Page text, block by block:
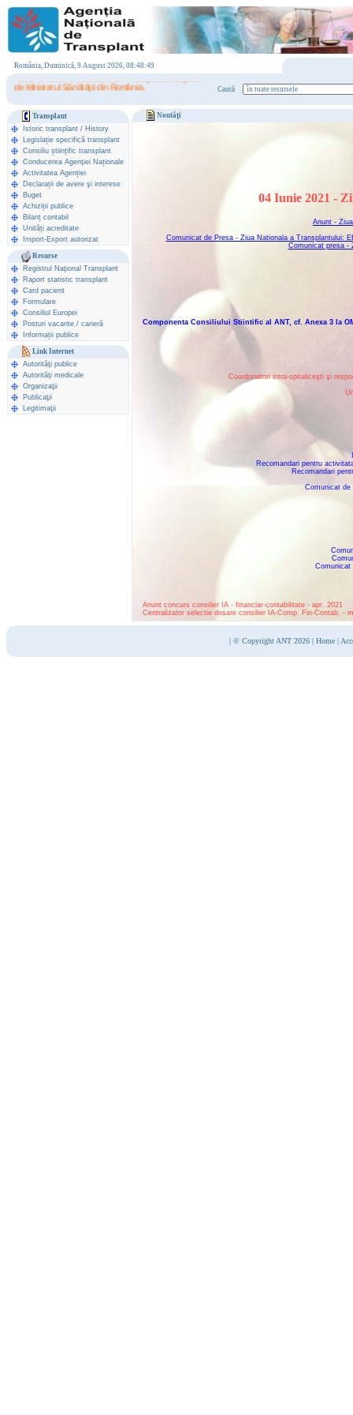
România, Duminică, 9 August 2026, 08:48:49
- Bine ai venit în Portalul ANT! . - Un portal susţinut
de Ministerul Sănătăţii din România.
Caută
Transplant
Istoric transplant / History
Legislație specifică transplant
Consiliu științific transplant
Conducerea Agenţiei Naționale
Activitatea Agenției
Declarații de avere şi interese
Buget
Achiziții publice
Bilanț contabil
Unități acreditate
Import-Export autorizat
Resurse
Registrul Naţional Transplant
Raport statistic transplant
Card pacient
Formulare
Consiliul Europei
Posturi vacante / carieră
Informații publice
Link Internet
Autorităţi publice
Autorităţi medicale
Organizaţii
Publicaţii
Legitimaţii
Noutăţi
04 Iunie 2021 -
Anunt -
Comunicat de Presa - Ziua Nationala a Transplantului:
Comunicat presa -
Componenta Consiliului Stiintific al ANT, cf. Anexa 3 la
Coordonatori intra-spitaliceşti şi
Recomandari pentru
Recomandari
Comunicat de
Comunicat
Anunt concurs consilier IA - financiar-contabilitate - apr. 2021
Centralizator selectie dosare consilier IA-Comp. Fin-Contab. -
| © Copyright ANT 2026 | Home |